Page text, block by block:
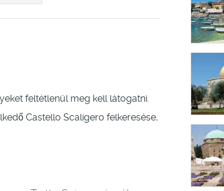
feltétlenül meg kell látogatni.
Castello Scaligero felkeresése,